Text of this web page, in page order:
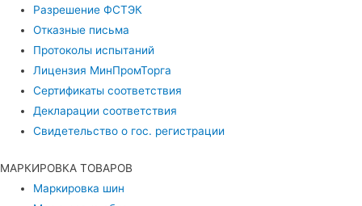
Разрешение ФСТЭК
Отказные письма
Протоколы испытаний
Лицензия МинПромТорга
Сертификаты соответствия
Декларации соответствия
Свидетельство о гос. регистрации
МАРКИРОВКА ТОВАРОВ
Маркировка шин